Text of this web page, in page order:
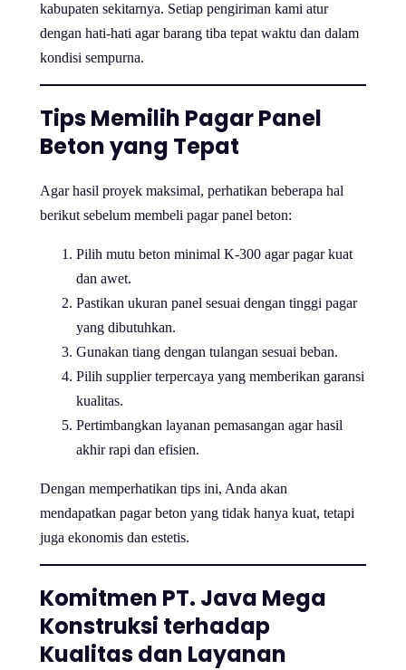
kabupaten sekitarnya. Setiap pengiriman kami atur
dengan hati-hati agar barang tiba tepat waktu dan dalam
kondisi sempurna.
Tips Memilih Pagar Panel
Beton yang Tepat
Agar hasil proyek maksimal, perhatikan beberapa hal
berikut sebelum membeli pagar panel beton:
Pilih mutu beton minimal K-300 agar pagar kuat
dan awet.
Pastikan ukuran panel sesuai dengan tinggi pagar
yang dibutuhkan.
Gunakan tiang dengan tulangan sesuai beban.
Pilih supplier terpercaya yang memberikan garansi
kualitas.
Pertimbangkan layanan pemasangan agar hasil
akhir rapi dan efisien.
Dengan memperhatikan tips ini, Anda akan
mendapatkan pagar beton yang tidak hanya kuat, tetapi
juga ekonomis dan estetis.
Komitmen PT. Java Mega
Konstruksi terhadap
Kualitas dan Layanan